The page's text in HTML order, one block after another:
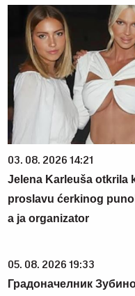
03. 08. 2026 14:21
Jelena Karleuša otkrila
proslavu ćerkinog
a ja organizator
05. 08. 2026 19:33
Градоначелник